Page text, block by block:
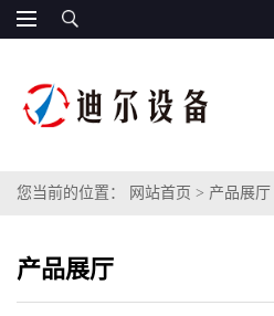
您当前的位置： 网站首页 > 产品展厅
产品展厅